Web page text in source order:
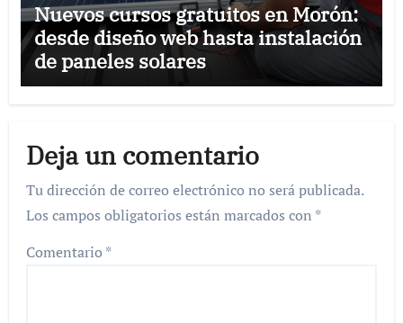
Nuevos cursos gratuitos en Morón:
desde diseño web hasta instalación
de paneles solares
Deja un comentario
Tu dirección de correo electrónico no será publicada.
Los campos obligatorios están marcados con *
Comentario *